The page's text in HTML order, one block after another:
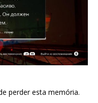
perder esta memória.